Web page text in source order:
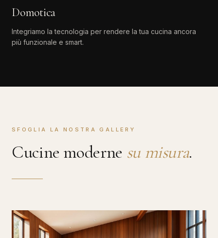
Domotica
Integriamo la tecnologia per rendere la tua cucina ancora
più funzionale e smart.
SFOGLIA LA NOSTRA GALLERY
Cucine moderne su misura.